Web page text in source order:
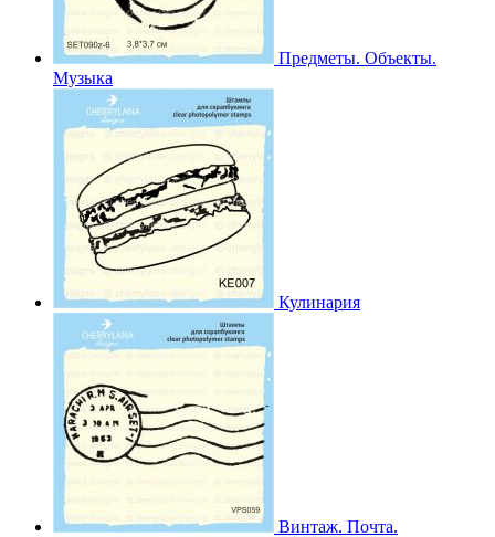
Предметы. Объекты.
Музыка
Кулинария
Винтаж. Почта.